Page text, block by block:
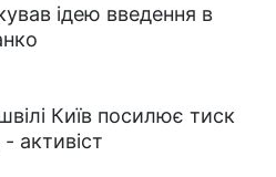
ідею введення в
Київ посилює тиск
активіст